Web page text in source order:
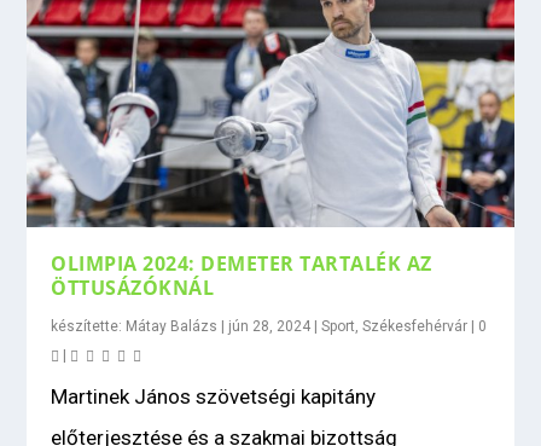
OLIMPIA 2024: DEMETER TARTALÉK AZ
ÖTTUSÁZÓKNÁL
készítette: Mátay Balázs | jún 28, 2024 |Sport ,Székesfehérvár | 0
|
Martinek János szövetségi kapitány
előterjesztése és a szakmai bizottság